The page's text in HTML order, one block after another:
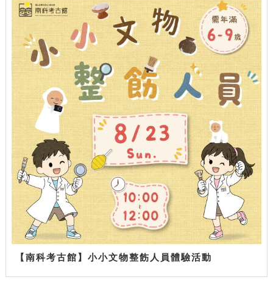
【南科考古館】小小文物整飭人員體驗活動